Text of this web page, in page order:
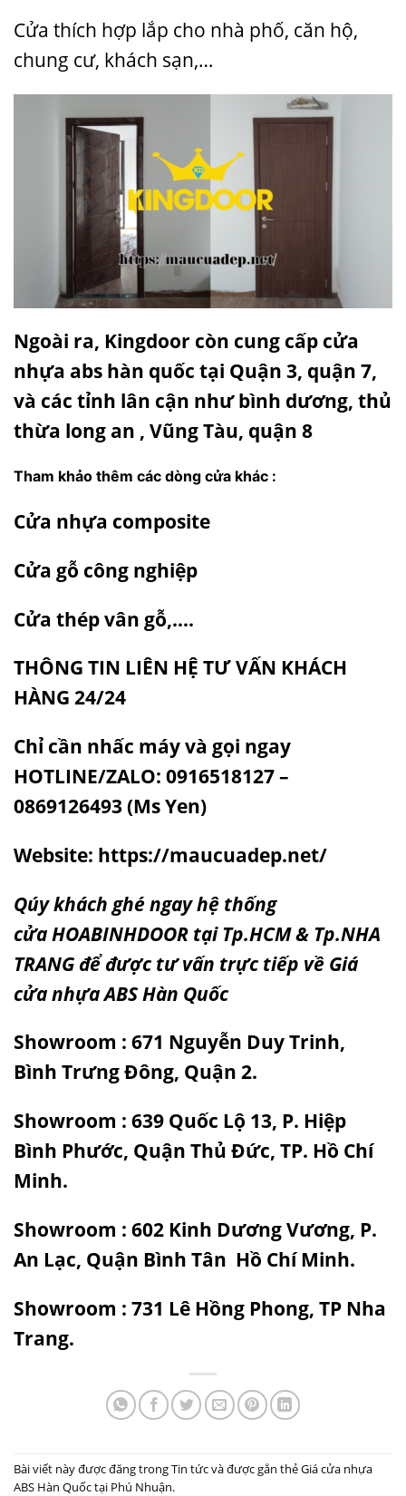
Cửa thích hợp lắp cho nhà phố, căn hộ,
chung cư, khách sạn,…
Ngoài ra, Kingdoor còn cung cấp cửa
nhựa abs hàn quốc tại Quận 3, quận 7,
và các tỉnh lân cận nhưbình dương, thủ
thừa long an , Vũng Tàu, quận 8
Tham khảo thêm các dòng cửa khác :
Cửa nhựa composite
Cửa gỗ công nghiệp
Cửa thép vân gỗ,….
THÔNG TIN LIÊN HỆ TƯ VẤN KHÁCH
HÀNG 24/24
Chỉ cần nhấc máy và gọi ngay
HOTLINE/ZALO: 0916518127 –
0869126493 (Ms Yen)
Website: https://maucuadep.net/
Qúy khách ghé ngay hệ thống
cửaHOABINHDOOR tại Tp.HCM & Tp.NHA
TRANG để được tư vấn trực tiếp về Giá
cửa nhựa ABS Hàn Quốc
Showroom : 671 Nguyễn Duy Trinh,
Bình Trưng Đông, Quận 2.
Showroom : 639 Quốc Lộ 13, P. Hiệp
Bình Phước, Quận Thủ Đức, TP. Hồ Chí
Minh.
Showroom : 602 Kinh Dương Vương, P.
An Lạc, Quận Bình Tân Hồ Chí Minh.
Showroom : 731 Lê Hồng Phong, TP Nha
Trang.
Bài viết này được đăng trongTin tứcvà được gắn thẻGiá cửa nhựa
ABS Hàn Quốc tại Phú Nhuận.